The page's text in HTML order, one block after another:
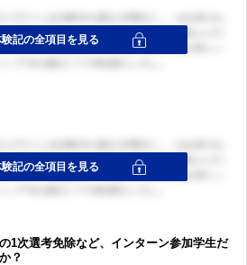
1次選考免除など、インターン参加学生だ
？